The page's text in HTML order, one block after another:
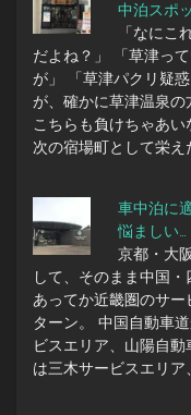
中泊スポ
「なにこ
だよね？」 「草津っ
が」 「草津パクリ疑
が、確かに草津温泉の
こちらも負けちゃあ
次の宿場町として栄え
車中泊に
悩ましい…
京都・大
して、そのまま中国
あってか近畿圏のサ
ターン。 中国自動車
ビスエリア、山陽自
は三木サービスエリ